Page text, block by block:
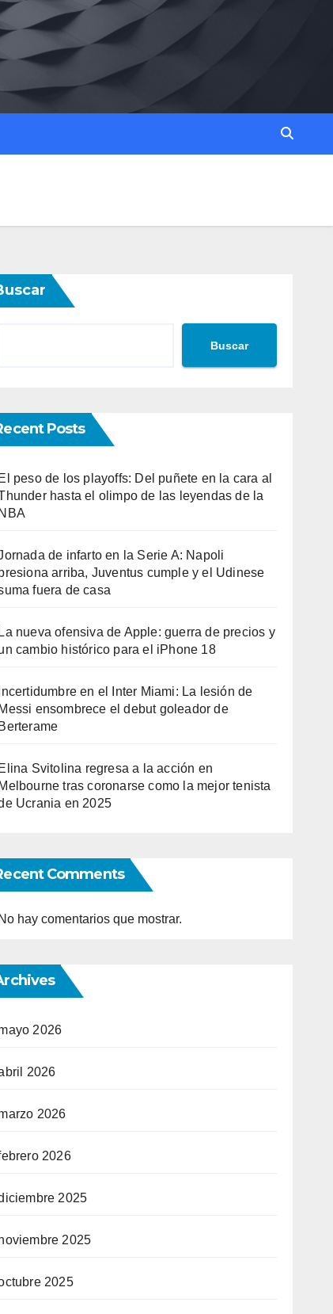
Buscar
Posts
El peso de los playoffs: Del puñete en la cara al
hasta el olimpo de las leyendas de la
NBA
de infarto en la Serie A: Napoli
arriba, Juventus cumple y el Udinese
fuera de casa
La nueva ofensiva de Apple: guerra de precios y
cambio histórico para el iPhone 18
Incertidumbre en el Inter Miami: La lesión de
Messi ensombrece el debut goleador de
Berterame
Elina Svitolina regresa a la acción en
Melbourne tras coronarse como la mejor tenista
Ucrania en 2025
Comments
No hay comentarios que mostrar.
2026
2026
2026
2026
2025
2025
2025